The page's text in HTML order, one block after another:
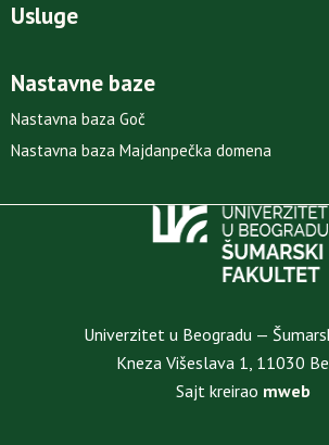
Usluge
Nastavne baze
Nastavna baza Goč
Nastavna baza Majdanpečka domena
Univerzitet u Beogradu —
Kneza Višeslava 1, 11030
Sajt kreirao mweb